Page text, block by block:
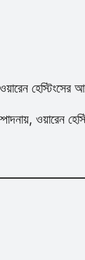
হেস্টিংসের
ওয়ারেন